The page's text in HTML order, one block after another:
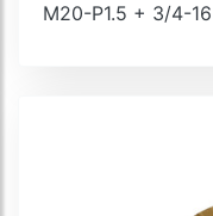
M20-P1.5 + 3/4-